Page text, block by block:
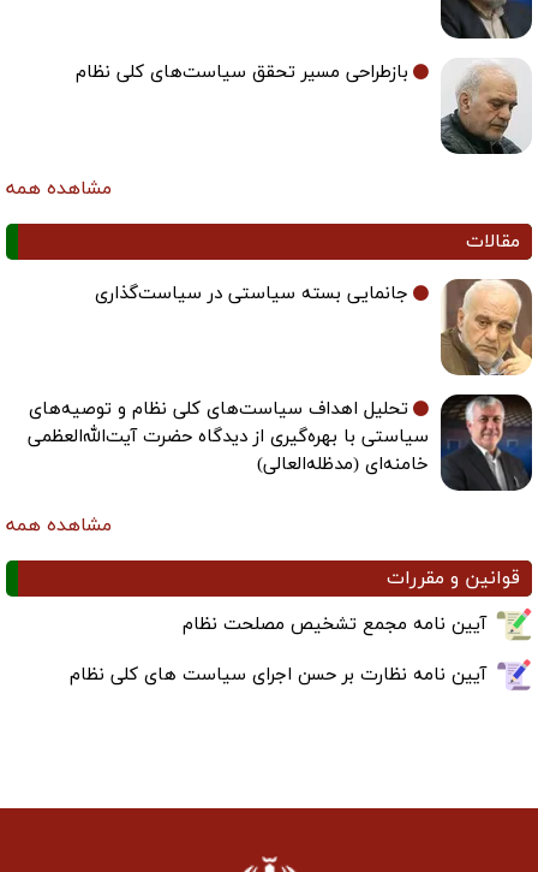
بازطراحی مسیر تحقق سیاست‌های کلی نظام
مشاهده همه
مقالات
جانمایی بسته سیاستی در سیاست‌گذاری
تحلیل اهداف سیاست‌های کلی نظام و توصیه‌های
سیاستی با بهره‌گیری از دیدگاه حضرت آیت‌الله‌العظمی
خامنه‌ای (مدظله‌العالی)
مشاهده همه
قوانین و مقررات
آیین نامه مجمع تشخیص مصلحت نظام
آیین نامه نظارت بر حسن اجرای سیاست های کلی نظام